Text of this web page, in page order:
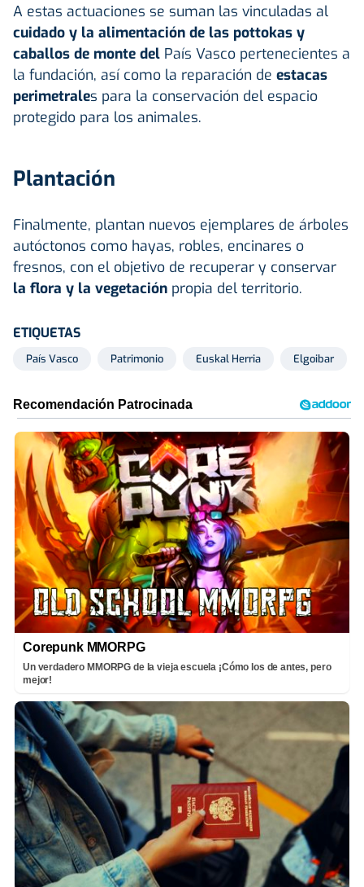
A estas actuaciones se suman las vinculadas al
cuidado y la alimentación de las pottokas y
caballos de monte del País Vasco pertenecientes a
la fundación, así como la reparación de estacas
perimetrales para la conservación del espacio
protegido para los animales.
Plantación
Finalmente, plantan nuevos ejemplares de árboles
autóctonos como hayas, robles, encinares o
fresnos, con el objetivo de recuperar y conservar
la flora y la vegetación propia del territorio.
ETIQUETAS
País Vasco Patrimonio Euskal Herria Elgoibar
Corepunk MMORPG
Un verdadero MMORPG de la vieja escuela ¡Cómo los de antes, pero
mejor!